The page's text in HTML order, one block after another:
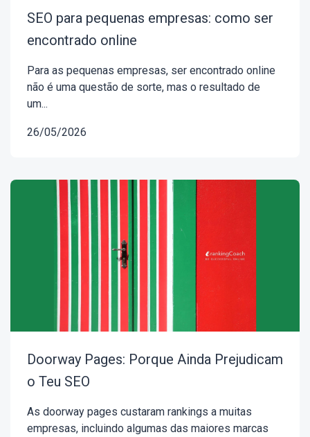
SEO para pequenas empresas: como ser
encontrado online
Para as pequenas empresas, ser encontrado online
não é uma questão de sorte, mas o resultado de
um...
26/05/2026
Doorway Pages: Porque Ainda Prejudicam
o Teu SEO
As doorway pages custaram rankings a muitas
empresas, incluindo algumas das maiores marcas